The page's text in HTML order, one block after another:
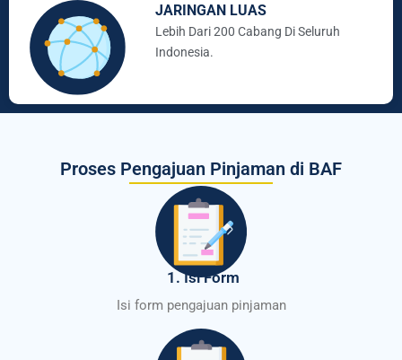
JARINGAN LUAS
Lebih Dari 200 Cabang Di Seluruh
Indonesia.
Proses Pengajuan Pinjaman di BAF
1. Isi Form
Isi form pengajuan pinjaman